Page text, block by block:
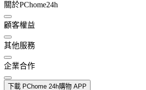
關於PChome24h
顧客權益
其他服務
企業合作
下載 PChome 24h購物 APP